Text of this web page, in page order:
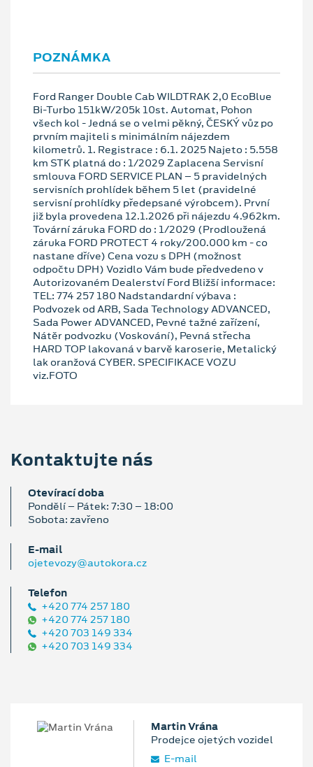
POZNÁMKA
Ford Ranger Double Cab WILDTRAK 2,0 EcoBlue
Bi-Turbo 151kW/205k 10st. Automat, Pohon
všech kol - Jedná se o velmi pěkný, ČESKÝ vůz po
prvním majiteli s minimálním nájezdem
kilometrů. 1. Registrace : 6.1. 2025 Najeto : 5.558
km STK platná do : 1/2029 Zaplacena Servisní
smlouva FORD SERVICE PLAN – 5 pravidelných
servisních prohlídek během 5 let (pravidelné
servisní prohlídky předepsané výrobcem). První
již byla provedena 12.1.2026 při nájezdu 4.962km.
Tovární záruka FORD do : 1/2029 (Prodloužená
záruka FORD PROTECT 4 roky/200.000 km - co
nastane dříve) Cena vozu s DPH (možnost
odpočtu DPH) Vozidlo Vám bude předvedeno v
Autorizovaném Dealerství Ford Bližší informace:
TEL: 774 257 180 Nadstandardní výbava :
Podvozek od ARB, Sada Technology ADVANCED,
Sada Power ADVANCED, Pevné tažné zařízení,
Nátěr podvozku (Voskování), Pevná střecha
HARD TOP lakovaná v barvě karoserie, Metalický
lak oranžová CYBER. SPECIFIKACE VOZU
viz.FOTO
Kontaktujte nás
Otevírací doba
Pondělí – Pátek: 7:30 – 18:00
Sobota: zavřeno
E‑mail
ojetevozy@autokora.cz
Telefon
+420 774 257 180
+420 774 257 180
+420 703 149 334
+420 703 149 334
Martin Vrána
Prodejce ojetých vozidel
E‑mail